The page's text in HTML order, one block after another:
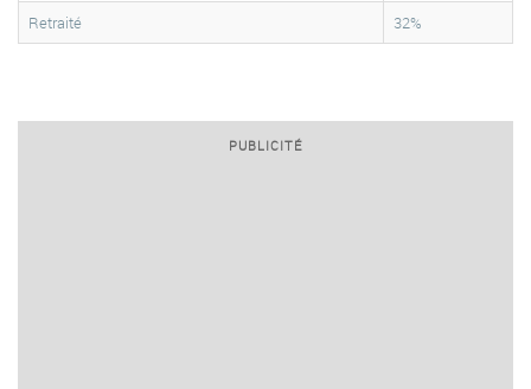
Retraité
32%
PUBLICITÉ